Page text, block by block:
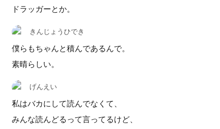
ドラッガーとか。
きんじょうひでき
僕らもちゃんと積んであるんで。
素晴らしい。
げんえい
私はバカにして読んでなくて、
みんな読んどるって言ってるけど、